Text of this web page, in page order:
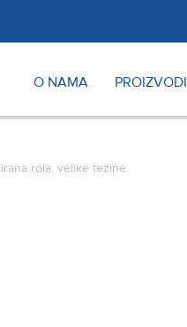
O NAMA PROIZVODI
rola, velike težine